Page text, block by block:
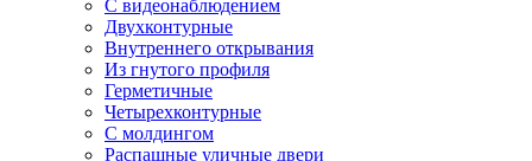
С видеонаблюдением
Двухконтурные
Внутреннего открывания
Из гнутого профиля
Герметичные
Четырехконтурные
С молдингом
Распашные уличные двери